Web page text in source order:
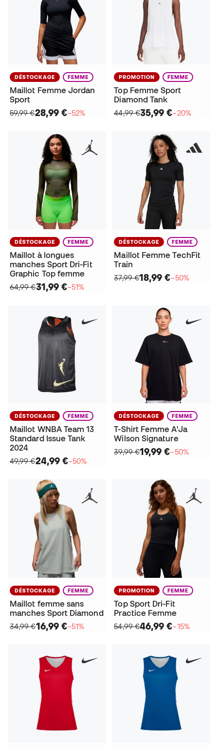
DÉSTOCKAGE FEMME
Maillot Femme Jordan
Sport
59,99 €28,99 €−52%
PROMOTION FEMME
Top Femme Sport
Diamond Tank
44,99 €35,99 €−20%
DÉSTOCKAGE FEMME
Maillot à longues
manches Sport Dri-Fit
Graphic Top femme
64,99 €31,99 €−51%
DÉSTOCKAGE FEMME
Maillot Femme TechFit
Train
37,99 €18,99 €−50%
DÉSTOCKAGE FEMME
Maillot WNBA Team 13
Standard Issue Tank
2024
49,99 €24,99 €−50%
DÉSTOCKAGE FEMME
T-Shirt Femme A'Ja
Wilson Signature
39,99 €19,99 €−50%
DÉSTOCKAGE FEMME
Maillot femme sans
manches Sport Diamond
34,99 €16,99 €−51%
PROMOTION FEMME
Top Sport Dri-Fit
Practice Femme
54,99 €46,99 €−15%